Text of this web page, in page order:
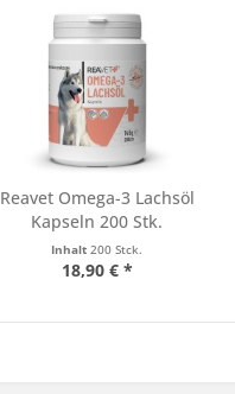
Reavet Omega-3 Lachsöl
Kapseln 200 Stk.
Inhalt200 Stck.
18,90 € *